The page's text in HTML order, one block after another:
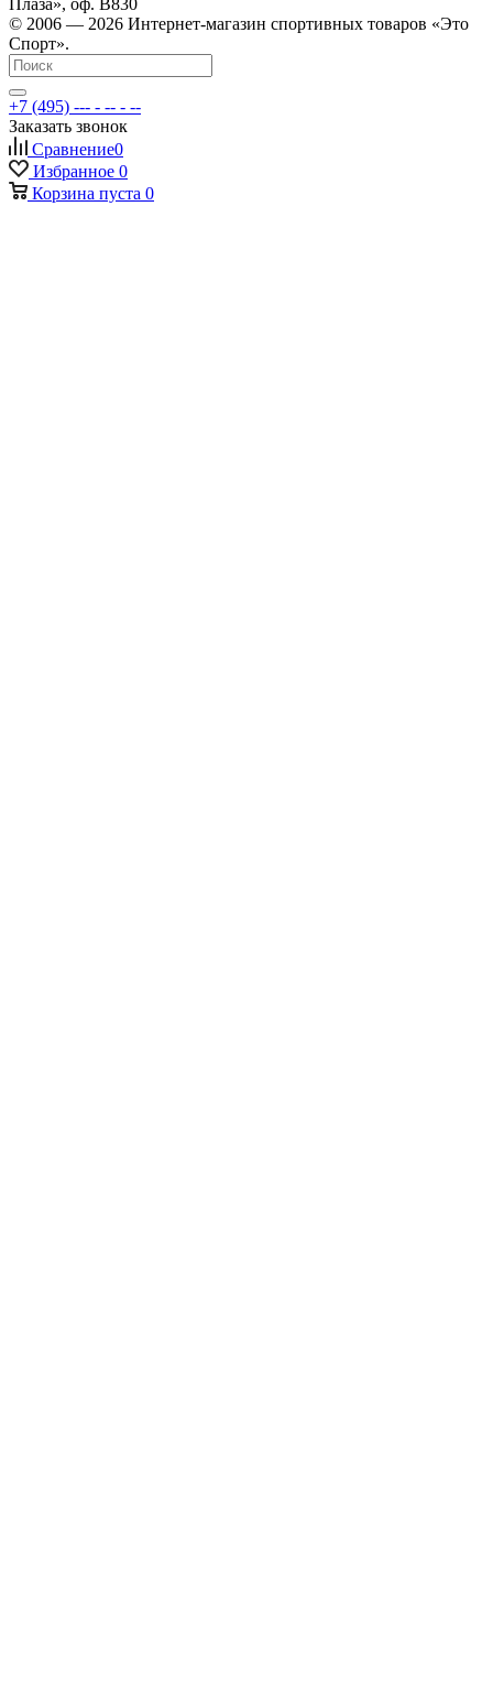
© 2006 — 2026 Интернет-магазин спортивных товаров «Это
Спорт».
+7 (495) --- - -- - --
Заказать звонок
Сравнение0
Избранное 0
Корзина пуста 0